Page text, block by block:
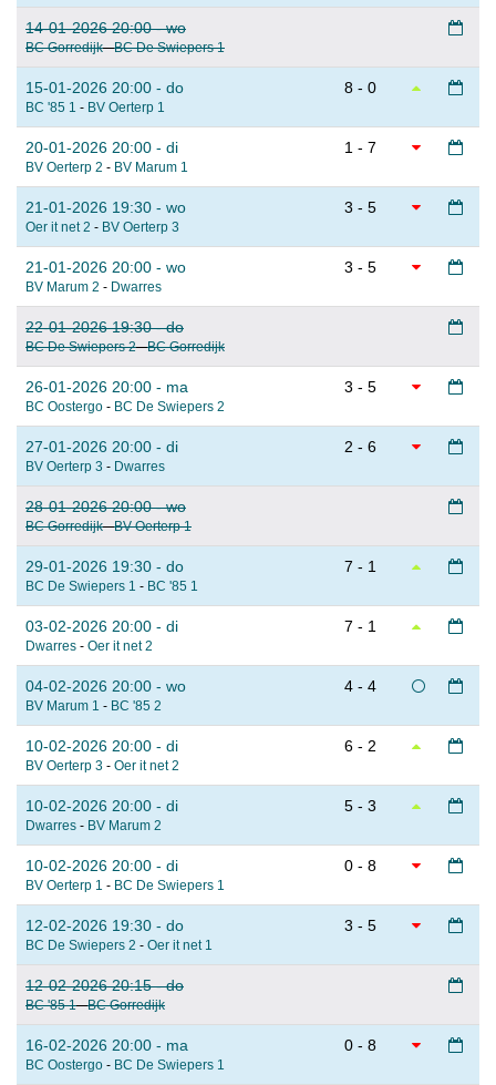
14-01-2026 20:00 - wo
BC Gorredijk-BC De Swiepers 1
15-01-2026 20:00 - do
BC '85 1 - BV Oerterp 1
8 - 0
20-01-2026 20:00 - di
BV Oerterp 2 - BV Marum 1
1 - 7
21-01-2026 19:30 - wo
Oer it net 2 - BV Oerterp 3
3 - 5
21-01-2026 20:00 - wo
BV Marum 2 - Dwarres
3 - 5
22-01-2026 19:30 - do
BC De Swiepers 2-BC Gorredijk
26-01-2026 20:00 - ma
BC Oostergo - BC De Swiepers 2
3 - 5
27-01-2026 20:00 - di
BV Oerterp 3 - Dwarres
2 - 6
28-01-2026 20:00 - wo
BC Gorredijk-BV Oerterp 1
29-01-2026 19:30 - do
BC De Swiepers 1 - BC '85 1
7 - 1
03-02-2026 20:00 - di
Dwarres - Oer it net 2
7 - 1
04-02-2026 20:00 - wo
BV Marum 1 - BC '85 2
4 - 4
10-02-2026 20:00 - di
BV Oerterp 3 - Oer it net 2
6 - 2
10-02-2026 20:00 - di
Dwarres - BV Marum 2
5 - 3
10-02-2026 20:00 - di
BV Oerterp 1 - BC De Swiepers 1
0 - 8
12-02-2026 19:30 - do
BC De Swiepers 2 - Oer it net 1
3 - 5
12-02-2026 20:15 - do
BC '85 1-BC Gorredijk
16-02-2026 20:00 - ma
BC Oostergo - BC De Swiepers 1
0 - 8